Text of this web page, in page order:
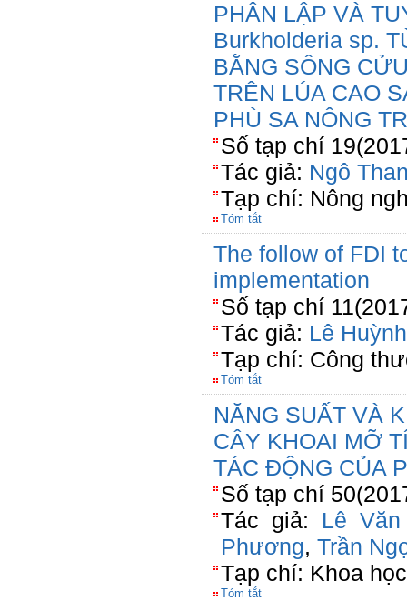
PHÂN LẬP VÀ
Burkholderia sp.
BẰNG SÔNG
TRÊN LÚA CAO
PHÙ SA NÔNG
Số tạp chí
Tác giả: Ngô
Tạp chí: Nông
Tóm tắt
The follow of FDI
implementation
Số tạp chí
Tác giả: Lê
Tạp chí: Công
Tóm tắt
NĂNG SUẤT VÀ
CÂY KHOAI MỠ
TÁC ĐỘNG CỦA
Số tạp chí
Tác giả: Lê
Phương, Trần
Tạp chí: Khoa
Tóm tắt